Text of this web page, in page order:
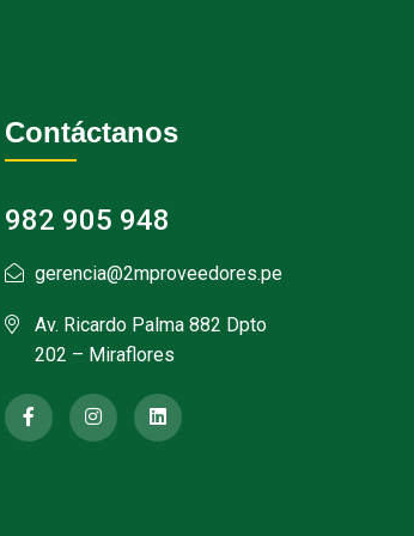
Contáctanos
982 905 948
gerencia@2mproveedores.pe
Av. Ricardo Palma 882 Dpto
202 – Miraflores